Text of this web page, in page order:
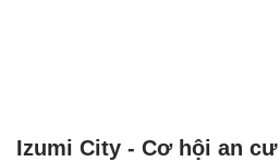
Izumi City - Cơ hội an